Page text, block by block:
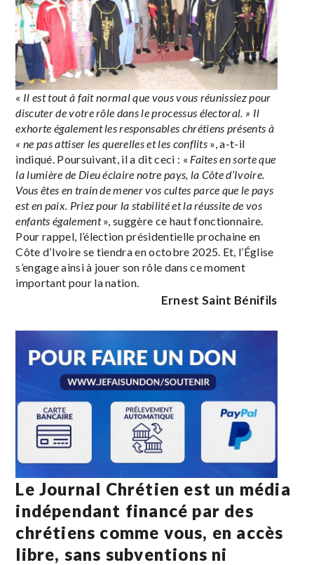
« Il est tout à fait normal que vous vous réunissiez pour
discuter de votre rôle dans le processus électoral. » Il
exhorte également les responsables chrétiens présents à
« ne pas attiser les querelles et les conflits », a-t-il
indiqué. Poursuivant, il a dit ceci : « Faites en sorte que
la lumière de Dieu éclaire notre pays, la Côte d’Ivoire.
Vous êtes en train de mener vos cultes parce que le pays
est en paix. Priez pour la stabilité et la réussite de vos
enfants également», suggère ce haut fonctionnaire.
Pour rappel, l’élection présidentielle prochaine en
Côte d’Ivoire se tiendra en octobre 2025. Et, l’Église
s’engage ainsi à jouer son rôle dans ce moment
important pour la nation.
Ernest Saint Bénifils
Le Journal Chrétien est un média
indépendant financé par des
chrétiens comme vous, en accès
libre, sans subventions ni